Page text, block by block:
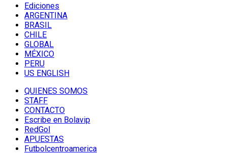
Ediciones
ARGENTINA
BRASIL
CHILE
GLOBAL
MÉXICO
PERU
US ENGLISH
QUIENES SOMOS
STAFF
CONTACTO
Escribe en Bolavip
RedGol
APUESTAS
Futbolcentroamerica